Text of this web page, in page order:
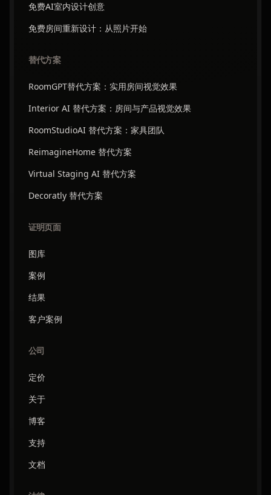
免费AI室内设计创意
免费房间重新设计：从照片开始
替代方案
RoomGPT替代方案：实用房间视觉效果
Interior AI 替代方案：房间与产品视觉效果
RoomStudioAI 替代方案：家具团队
ReimagineHome 替代方案
Virtual Staging AI 替代方案
Decoratly 替代方案
证明页面
图库
案例
结果
客户案例
公司
定价
关于
博客
支持
文档